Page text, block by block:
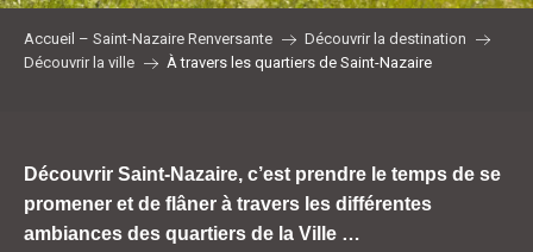
Accueil – Saint-Nazaire Renversante
Découvrir la destination
Découvrir la ville
À travers les quartiers de Saint-Nazaire
Découvrir Saint-Nazaire, c’est prendre le temps de se
promener et de flâner à travers les différentes
ambiances des quartiers de la Ville …